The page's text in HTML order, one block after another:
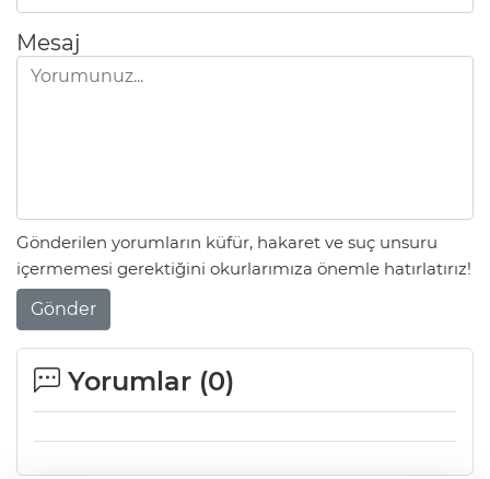
Mesaj
Gönderilen yorumların küfür, hakaret ve suç unsuru
içermemesi gerektiğini okurlarımıza önemle hatırlatırız!
Gönder
Yorumlar (0)